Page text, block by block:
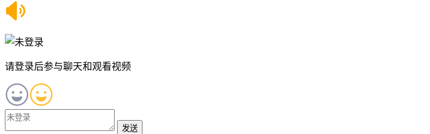
请登录后参与聊天和观看视频
发送